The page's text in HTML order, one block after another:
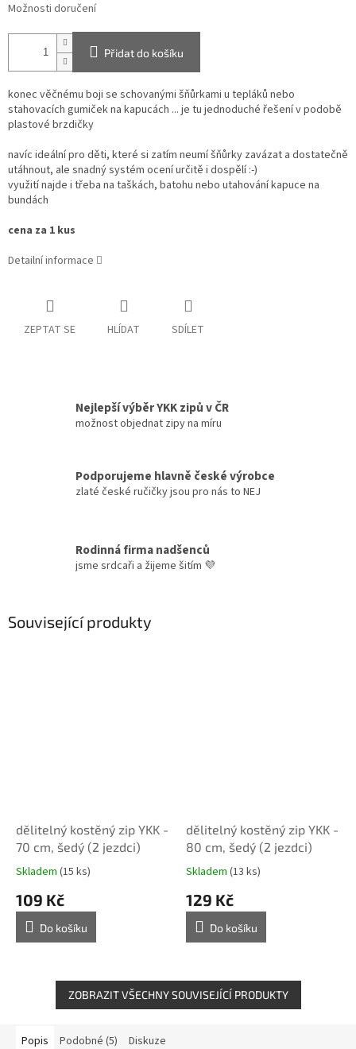
Možnosti doručení
Přidat do košíku
konec věčnému boji se schovanými šňůrkami u tepláků nebo
stahovacích gumiček na kapucách ... je tu jednoduché řešení v podobě
plastové brzdičky
navíc ideální pro děti, které si zatím neumí šňůrky zavázat a dostatečně
utáhnout, ale snadný systém ocení určitě i dospělí :-)
využití najde i třeba na taškách, batohu nebo utahování kapuce na
bundách
cena za 1 kus
Detailní informace
ZEPTAT SE HLÍDAT SDÍLET
Nejlepší výběr YKK zipů v ČR
možnost objednat zipy na míru
Podporujeme hlavně české výrobce
zlaté české ručičky jsou pro nás to NEJ
Rodinná firma nadšenců
jsme srdcaři a žijeme šitím 💜
Související produkty
dělitelný kostěný zip YKK -
70 cm, šedý (2 jezdci)
Skladem (15 ks)
109 Kč
Do košíku
dělitelný kostěný zip YKK -
80 cm, šedý (2 jezdci)
Skladem (13 ks)
129 Kč
Do košíku
ZOBRAZIT VŠECHNY SOUVISEJÍCÍ PRODUKTY
Popis Podobné (5) Diskuze